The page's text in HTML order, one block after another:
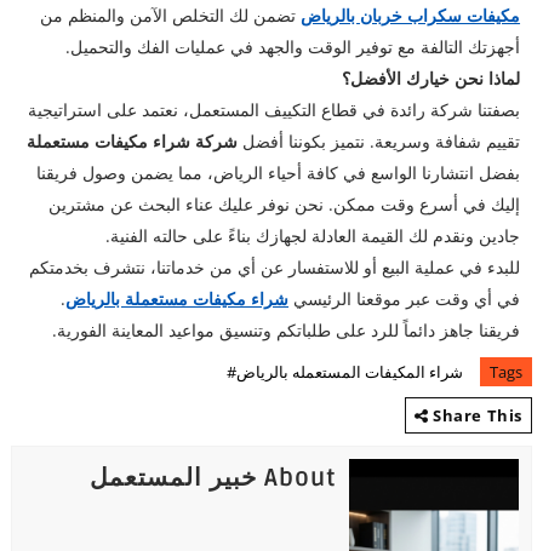
مكيفات سكراب خربان بالرياض تضمن لك التخلص الآمن والمنظم من
أجهزتك التالفة مع توفير الوقت والجهد في عمليات الفك والتحميل.
لماذا نحن خيارك الأفضل؟
​بصفتنا شركة رائدة في قطاع التكييف المستعمل، نعتمد على استراتيجية
تقييم شفافة وسريعة. نتميز بكوننا أفضل شركة شراء مكيفات مستعملة
بفضل انتشارنا الواسع في كافة أحياء الرياض، مما يضمن وصول فريقنا
إليك في أسرع وقت ممكن. نحن نوفر عليك عناء البحث عن مشترين
جادين ونقدم لك القيمة العادلة لجهازك بناءً على حالته الفنية.
​للبدء في عملية البيع أو للاستفسار عن أي من خدماتنا، نتشرف بخدمتكم
في أي وقت عبر موقعنا الرئيسي شراء مكيفات مستعملة بالرياض.
فريقنا جاهز دائماً للرد على طلباتكم وتنسيق مواعيد المعاينة الفورية.
Tags
شراء المكيفات المستعمله بالرياض#
Share This
About خبير المستعمل